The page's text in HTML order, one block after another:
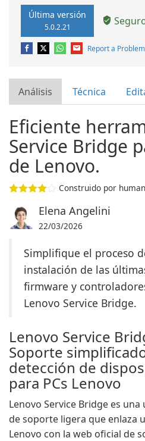
Última versión
5.0.2.21
Report a Problem
Análisis Técnica
Eficiente
Service Bridge
de Lenovo.
Construido por
Elena Angelini
22/03/2026
Simplifique el proceso
instalación de las
firmware y
Lenovo Service Bridge.
Lenovo Service
Soporte
detección de
para PCs Lenovo
Lenovo Service Bridge es una
de soporte ligera que enlaza
Lenovo con la web oficial de